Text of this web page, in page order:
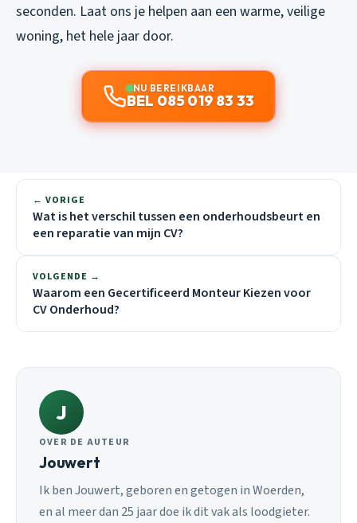
seconden. Laat ons je helpen aan een warme, veilige
woning, het hele jaar door.
NU BEREIKBAAR
BEL 085 019 83 33
← VORIGE
Wat is het verschil tussen een onderhoudsbeurt en
een reparatie van mijn CV?
VOLGENDE →
Waarom een Gecertificeerd Monteur Kiezen voor
CV Onderhoud?
J
OVER DE AUTEUR
Jouwert
Ik ben Jouwert, geboren en getogen in Woerden,
en al meer dan 25 jaar doe ik dit vak als loodgieter.